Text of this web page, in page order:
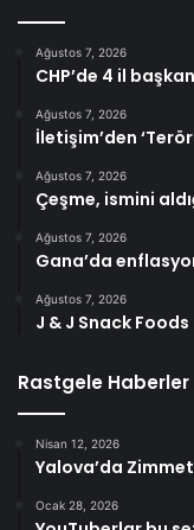
Ağustos 7, 2026
CHP’de 4 il
Ağustos 7, 2026
İletişim’den
Ağustos 7, 2026
Çeşme, ismini
Ağustos 7, 2026
Gana’da
Ağustos 7, 2026
J & J Snack
Rastgele Haberler
Nisan 12, 2026
Yalova’da
Ocak 28, 2026